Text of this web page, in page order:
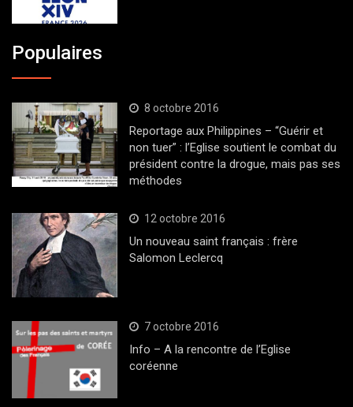
Populaires
8 octobre 2016
Reportage aux Philippines – “Guérir et
non tuer” : l’Eglise soutient le combat du
président contre la drogue, mais pas ses
méthodes
12 octobre 2016
Un nouveau saint français : frère
Salomon Leclercq
7 octobre 2016
Info – A la rencontre de l’Eglise
coréenne